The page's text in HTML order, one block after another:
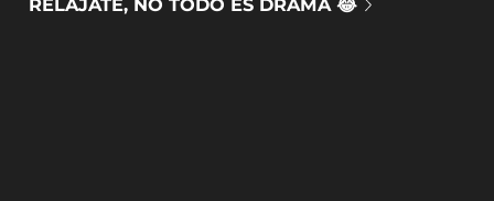
RELÁJATE, NO TODO ES DRAMA 😂